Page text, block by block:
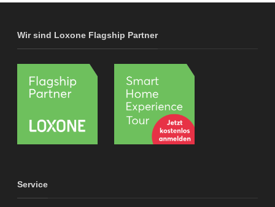
Wir sind Loxone Flagship Partner
Service